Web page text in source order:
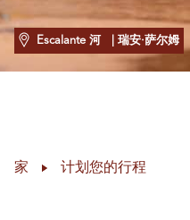
Escalante 河 | 瑞安·萨尔姆
家 计划您的行程